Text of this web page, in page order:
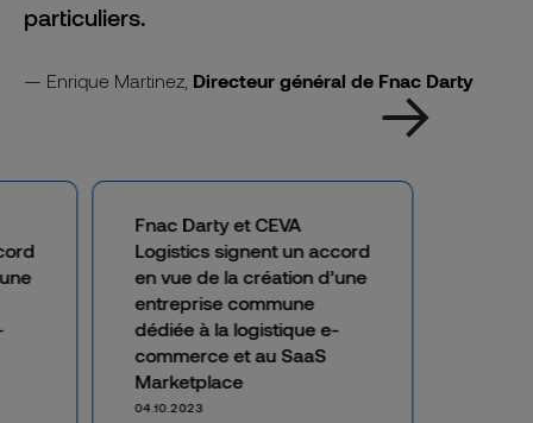
particuliers.
Enrique Martinez, Directeur général de Fnac Darty
Fnac Darty et CEVA
Logistics signent un accord
en vue de la création d’une
entreprise commune
dédiée à la logistique e-
commerce et au SaaS
Marketplace
04.10.2023